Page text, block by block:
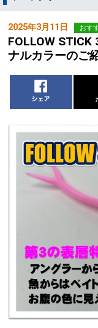
2025年3月11日 おす
FOLLOW STICK
ナルカラーのご